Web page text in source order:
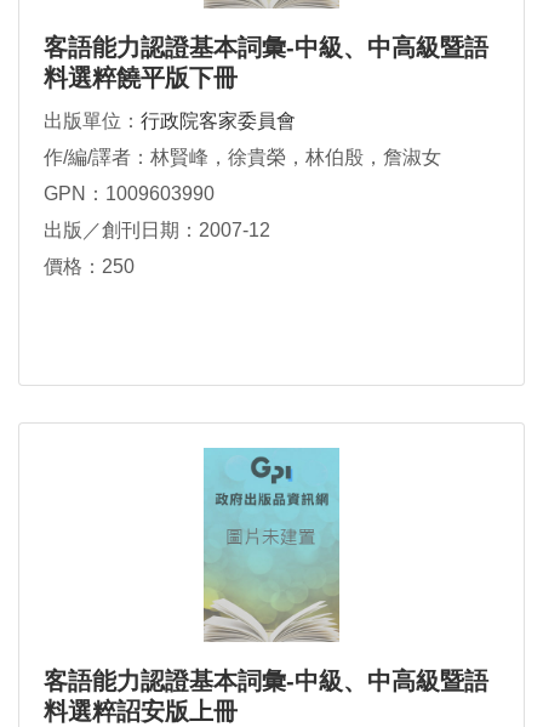
客語能力認證基本詞彙-中級、中高級暨語
料選粹饒平版下冊
出版單位： 行政院客家委員會
作/編/譯者：林賢峰，徐貴榮，林伯殷，詹淑女
GPN：1009603990
出版／創刊日期：2007-12
價格：250
客語能力認證基本詞彙-中級、中高級暨語
料選粹詔安版上冊